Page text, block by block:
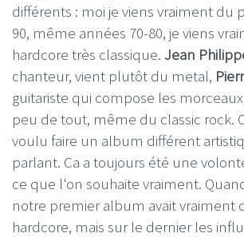
différents : moi je viens vraiment du
90, même années 70-80, je viens
hardcore très classique. Jean
chanteur, vient plutôt du metal,
guitariste qui compose les
peu de tout, même du classic rock.
voulu faire un album différent
parlant. Ca a toujours été une
ce que l'on souhaite vraiment.
notre premier album avait vraiment
hardcore, mais sur le dernier les